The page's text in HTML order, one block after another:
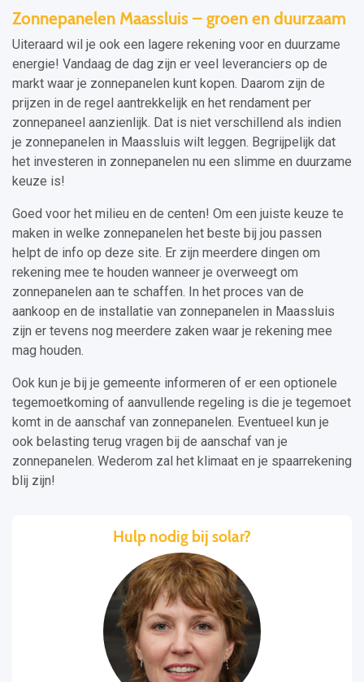
Zonnepanelen Maassluis – groen en duurzaam
Uiteraard wil je ook een lagere rekening voor en duurzame
energie! Vandaag de dag zijn er veel leveranciers op de
markt waar je zonnepanelen kunt kopen. Daarom zijn de
prijzen in de regel aantrekkelijk en het rendament per
zonnepaneel aanzienlijk. Dat is niet verschillend als indien
je zonnepanelen in Maassluis wilt leggen. Begrijpelijk dat
het investeren in zonnepanelen nu een slimme en duurzame
keuze is!
Goed voor het milieu en de centen! Om een juiste keuze te
maken in welke zonnepanelen het beste bij jou passen
helpt de info op deze site. Er zijn meerdere dingen om
rekening mee te houden wanneer je overweegt om
zonnepanelen aan te schaffen. In het proces van de
aankoop en de installatie van zonnepanelen in Maassluis
zijn er tevens nog meerdere zaken waar je rekening mee
mag houden.
Ook kun je bij je gemeente informeren of er een optionele
tegemoetkoming of aanvullende regeling is die je tegemoet
komt in de aanschaf van zonnepanelen. Eventueel kun je
ook belasting terug vragen bij de aanschaf van je
zonnepanelen. Wederom zal het klimaat en je spaarrekening
blij zijn!
Hulp nodig bij solar?